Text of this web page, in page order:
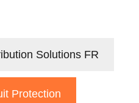
Solutions FR
Protection